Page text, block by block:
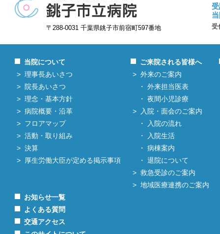
〒288-0031 千葉県銚子市前宿町597番地 受
当院について
理事長あいさつ
院長あいさつ
理念・基本方針
病院概要・沿革
フロアマップ
活動・取り組み
決算
厚生労働大臣が定める掲示事項
ご来院される皆様へ
外来のご案内
外来担当医表
夜間小児診療
入院・面会のご案内
入院の流れ
入院生活
病棟案内
退院について
救急受診のご案内
地域医療連携のご案内
お知らせ一覧
よくある質問
交通アクセス